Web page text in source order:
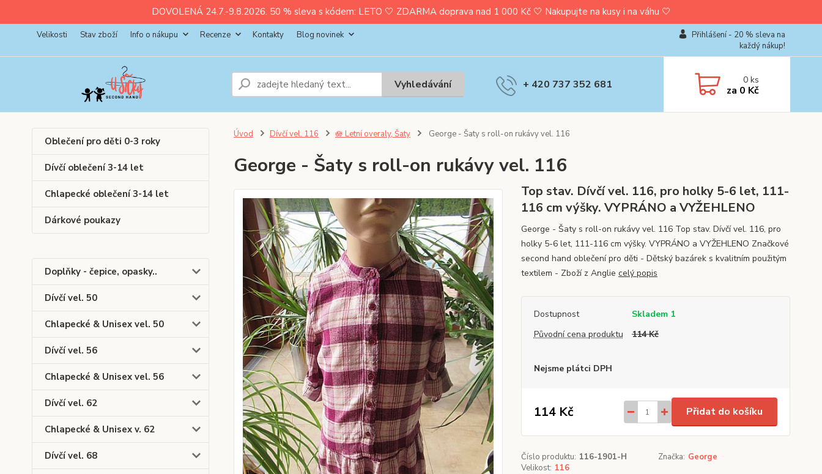
DOVOLENÁ 24.7.-9.8.2026. 50 % sleva s kódem: LETO 🤍 ZDARMA doprava nad 1 000 Kč 🤍 Nakupujte na kusy i na váhu 🤍
Velikosti Stav zboží Info o nákupu Recenze Kontakty Blog novinek
Přihlášení - 20 % sleva na
každý nákup!
Vyhledávání + 420 737 352 681 0ks
za 0 Kč
Oblečení pro děti 0-3 roky
Dívčí oblečení 3-14 let
Chlapecké oblečení 3-14 let
Dárkové poukazy
Doplňky - čepice, opasky..
Dívčí vel. 50
Chlapecké & Unisex vel. 50
Dívčí vel. 56
Chlapecké & Unisex vel. 56
Dívčí vel. 62
Chlapecké & Unisex v. 62
Dívčí vel. 68
Úvod Dívčí vel. 116 🪷 Letní overaly, Šaty George - Šaty s roll-on rukávy vel. 116
George - Šaty s roll-on rukávy vel. 116
Top stav. Dívčí vel. 116, pro holky 5-6 let, 111-
116 cm výšky. VYPRÁNO a VYŽEHLENO
George - Šaty s roll-on rukávy vel. 116 Top stav. Dívčí vel. 116, pro
holky 5-6 let, 111-116 cm výšky. VYPRÁNO a VYŽEHLENO Značkové
second hand oblečení pro děti - Dětský bazárek s kvalitním použitým
textilem - Zboží z Anglie celý popis
Dostupnost
Skladem 1
Původní cena produktu
114 Kč
Nejsme plátci DPH
114 Kč Přidat do košíku
Číslo produktu: 116-1901-H Značka: George
Velikost: 116